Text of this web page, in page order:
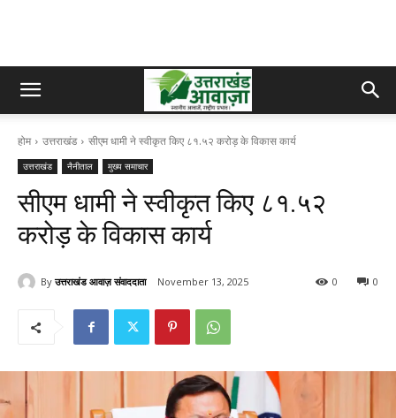
होम उत्तराखंड सीएम धामी ने स्वीकृत किए ८१.५२ करोड़ के विकास कार्य
उत्तराखंड नैनीताल मुख्य समाचार
सीएम धामी ने स्वीकृत किए ८१.५२
करोड़ के विकास कार्य
By उत्तराखंड आवाज़ संवाददाता November 13, 2025 0
0